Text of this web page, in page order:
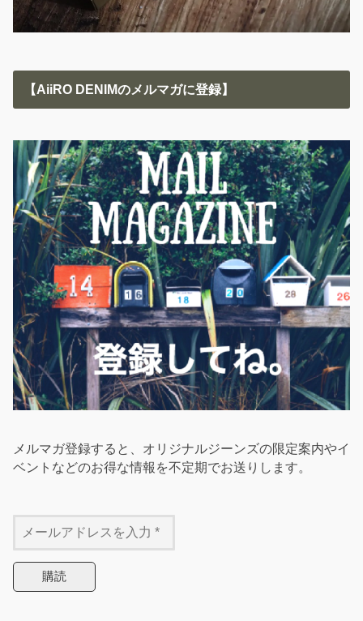
【AiiRO DENIMのメルマガに登録】
メルマガ登録すると、オリジナルジーンズの限定案内やイ
ベントなどのお得な情報を不定期でお送りします。